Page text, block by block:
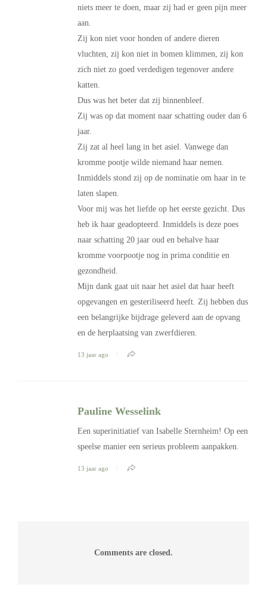
niets meer te doen, maar zij had er geen pijn meer
aan.
Zij kon niet voor honden of andere dieren
vluchten, zij kon niet in bomen klimmen, zij kon
zich niet zo goed verdedigen tegenover andere
katten.
Dus was het beter dat zij binnenbleef.
Zij was op dat moment naar schatting ouder dan 6
jaar.
Zij zat al heel lang in het asiel. Vanwege dan
kromme pootje wilde niemand haar nemen.
Inmiddels stond zij op de nominatie om haar in te
laten slapen.
Voor mij was het liefde op het eerste gezicht. Dus
heb ik haar geadopteerd. Inmiddels is deze poes
naar schatting 20 jaar oud en behalve haar
kromme voorpootje nog in prima conditie en
gezondheid.
Mijn dank gaat uit naar het asiel dat haar heeft
opgevangen en gesteriliseerd heeft. Zij hebben dus
een belangrijke bijdrage geleverd aan de opvang
en de herplaatsing van zwerfdieren.
13 jaar ago
Pauline Wesselink
Een superinitiatief van Isabelle Sternheim! Op een
speelse manier een serieus probleem aanpakken.
13 jaar ago
Comments are closed.